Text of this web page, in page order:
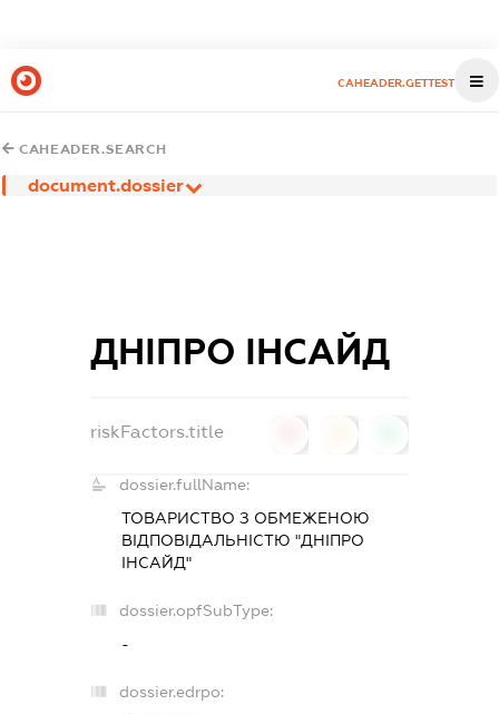
CAHEADER.GETTEST
CAHEADER.SEARCH
document.dossier
ДНІПРО ІНСАЙД
riskFactors.title
dossier.fullName:
ТОВАРИСТВО З ОБМЕЖЕНОЮ
ВІДПОВІДАЛЬНІСТЮ "ДНІПРО
ІНСАЙД"
dossier.opfSubType:
-
dossier.edrpo: